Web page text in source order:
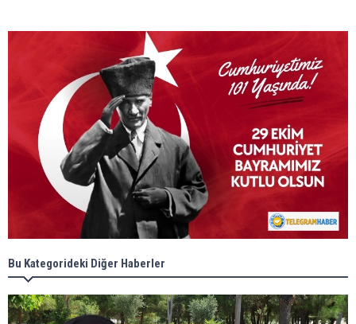
Bu Kategorideki Diğer Haberler